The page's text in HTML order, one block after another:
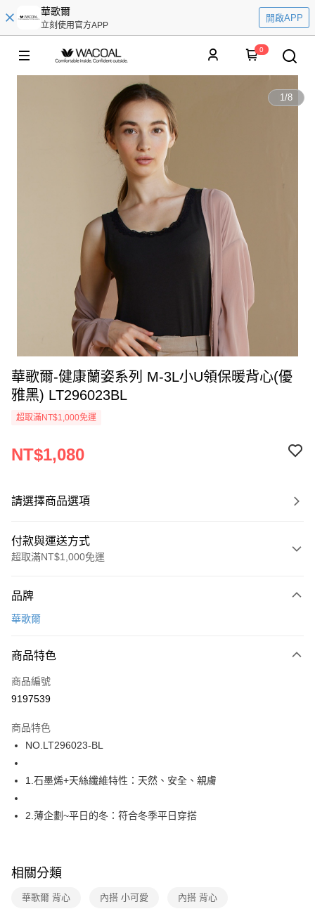
華歌爾
立刻使用官方APP
開啟APP
0
1/8
華歌爾-健康蘭姿系列 M-3L小U領保暖背心(優
雅黑) LT296023BL
超取滿NT$1,000免運
NT$1,080
請選擇商品選項
付款與運送方式
超取滿NT$1,000免運
信用卡一次付款
LINE Pay
街口支付
運送方式
全家取貨付款
每筆NT$80，滿NT$1,000(含以上)免運費
付款後全家取貨
每筆NT$80，滿NT$1,000(含以上)免運費
付款後7-11取貨
品牌
華歌爾
商品特色
商品編號
9197539
商品特色
NO.LT296023-BL
1.石墨烯+天絲纖維特性：天然、安全、親膚
2.薄企劃~平日的冬：符合冬季平日穿搭
相關分類
華歌爾 背心 內搭 小可愛 內搭 背心